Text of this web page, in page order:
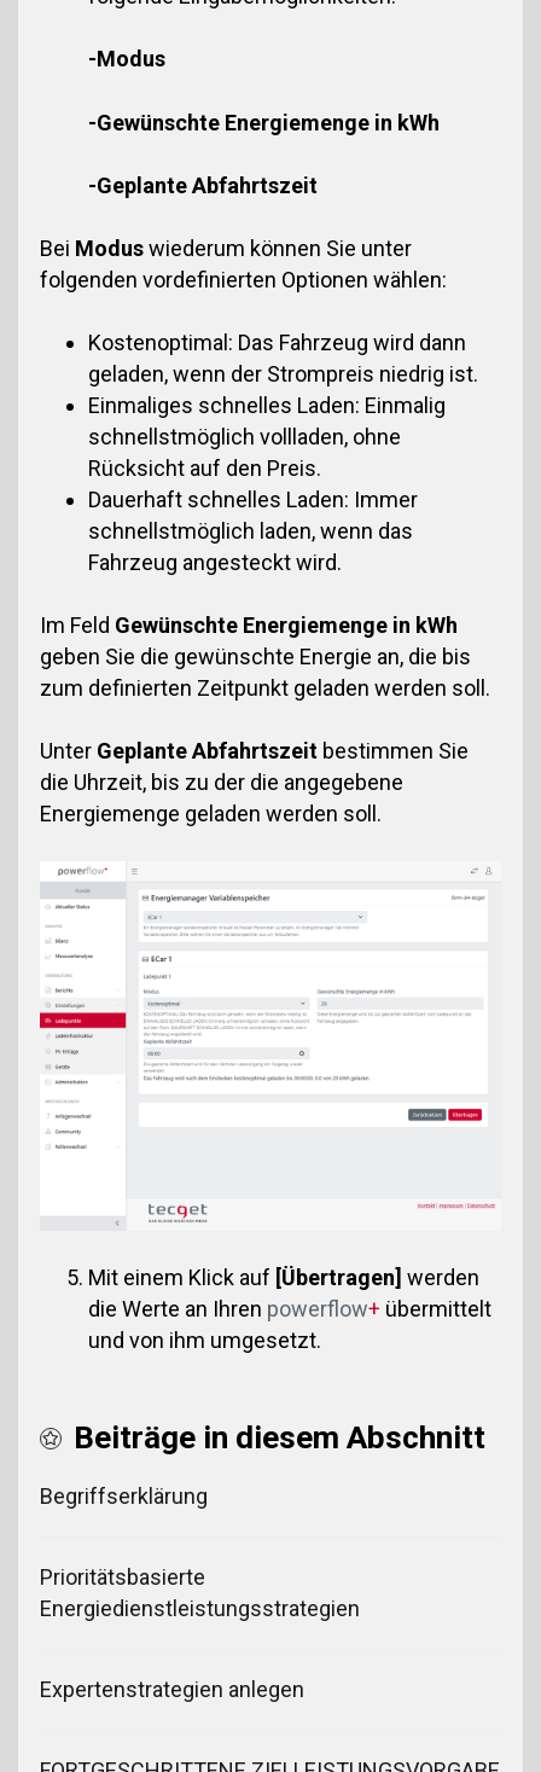
-Modus
-Gewünschte Energiemenge in kWh
-Geplante Abfahrtszeit
Bei Moduswiederum können Sie unter
folgenden vordefinierten Optionen wählen:
Kostenoptimal: Das Fahrzeug wird dann
geladen, wenn der Strompreis niedrig ist.
Einmaliges schnelles Laden: Einmalig
schnellstmöglich vollladen, ohne
Rücksicht auf den Preis.
Dauerhaft schnelles Laden: Immer
schnellstmöglich laden, wenn das
Fahrzeug angesteckt wird.
Im Feld Gewünschte Energiemenge in kWh
geben Sie die gewünschte Energie an, die bis
zum definierten Zeitpunkt geladen werden soll.
Unter Geplante Abfahrtszeit bestimmen Sie
die Uhrzeit, bis zu der die angegebene
Energiemenge geladen werden soll.
Mit einem Klick auf [Übertragen] werden
die Werte an Ihren powerflow+ übermittelt
und von ihm umgesetzt.
Beiträge in diesem Abschnitt
Begriffserklärung
Prioritätsbasierte
Energiedienstleistungsstrategien
Expertenstrategien anlegen